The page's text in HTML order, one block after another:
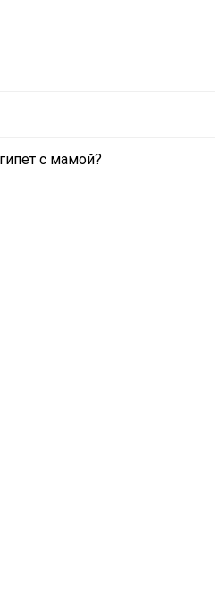
в Египет с мамой?